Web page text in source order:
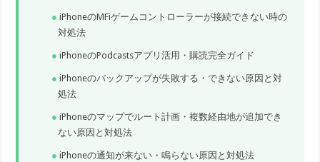
iPhoneのMFiゲームコントローラーが接続できない時の
対処法
iPhoneのPodcastsアプリ活用・購読完全ガイド
iPhoneのバックアップが失敗する・できない原因と対
処法
iPhoneのマップでルート計画・複数経由地が追加でき
ない原因と対処法
iPhoneの通知が来ない・鳴らない原因と対処法